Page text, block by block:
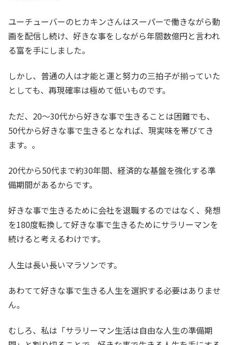
ユーチューバーのヒカキンさんはスーパーで働きながら動
画を配信し続け、好きな事をしながら年間数億円と言われ
る富を手にしました。
しかし、普通の人は才能と運と努力の三拍子が揃っていた
としても、再現確率は極めて低いものです。
ただ、20〜30代から好きな事で生きることは困難でも、
50代から好きな事で生きるとなれば、現実味を帯びてき
ます。。
20代から50代まで約30年間、経済的な基盤を強化する準
備期間があるからです。
好きな事で生きるために会社を退職するのではなく、発想
を180度転換して好きな事で生きるためにサラリーマンを
続けると考えるわけです。
人生は長い長いマラソンです。
あわてて好きな事で生きる人生を選択する必要はありませ
ん。
むしろ、私は「サラリーマン生活は自由な人生の準備期